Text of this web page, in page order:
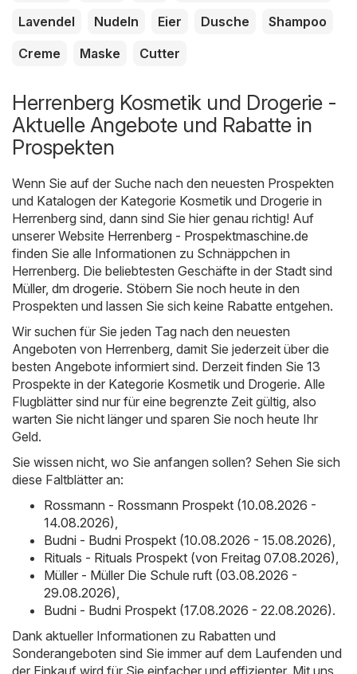
Lavendel
Nudeln Eier Dusche
Shampoo
Creme
Maske Cutter
Herrenberg Kosmetik und Drogerie -
Aktuelle Angebote und Rabatte in
Prospekten
Wenn Sie auf der Suche nach den neuesten Prospekten
und Katalogen der Kategorie Kosmetik und Drogerie in
Herrenberg sind, dann sind Sie hier genau richtig! Auf
unserer Website Herrenberg - Prospektmaschine.de
finden Sie alle Informationen zu Schnäppchen in
Herrenberg. Die beliebtesten Geschäfte in der Stadt sind
Müller, dm drogerie. Stöbern Sie noch heute in den
Prospekten und lassen Sie sich keine Rabatte entgehen.
Wir suchen für Sie jeden Tag nach den neuesten
Angeboten von Herrenberg, damit Sie jederzeit über die
besten Angebote informiert sind. Derzeit finden Sie 13
Prospekte in der Kategorie Kosmetik und Drogerie. Alle
Flugblätter sind nur für eine begrenzte Zeit gültig, also
warten Sie nicht länger und sparen Sie noch heute Ihr
Geld.
Sie wissen nicht, wo Sie anfangen sollen? Sehen Sie sich
diese Faltblätter an:
Rossmann - Rossmann Prospekt (10.08.2026 -
14.08.2026),
Budni - Budni Prospekt (10.08.2026 - 15.08.2026),
Rituals - Rituals Prospekt (von Freitag 07.08.2026),
Müller - Müller Die Schule ruft (03.08.2026 -
29.08.2026),
Budni - Budni Prospekt (17.08.2026 - 22.08.2026).
Dank aktueller Informationen zu Rabatten und
Sonderangeboten sind Sie immer auf dem Laufenden und